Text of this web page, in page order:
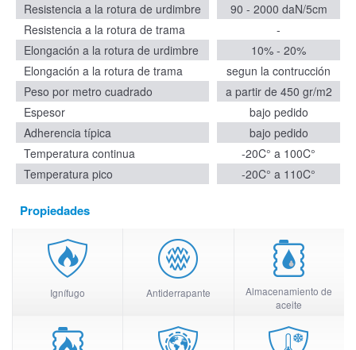
Resistencia a la rotura de urdimbre
90 - 2000 daN/5cm
Resistencia a la rotura de trama
-
Elongación a la rotura de urdimbre
10% - 20%
Elongación a la rotura de trama
segun la contrucción
Peso por metro cuadrado
a partir de 450 gr/m2
Espesor
bajo pedido
Adherencia típica
bajo pedido
Temperatura continua
-20C° a 100C°
Temperatura pico
-20C° a 110C°
Propiedades
Ignífugo Antiderrapante
Almacenamiento de
aceite